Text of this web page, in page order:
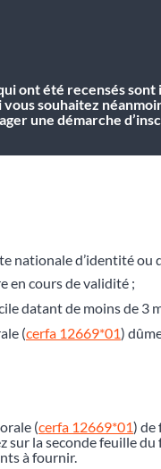
ont été recensés
souhaitez
une démarche
nationale d’identité
en cours de validité ;
datant de moins de 3
(cerfa 12669*01)
(cerfa 12669*01) de
la seconde feuille
à fournir.